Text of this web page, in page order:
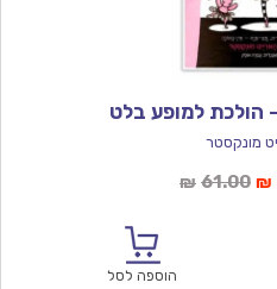
מונקסטר
₪ 61.00 ₪
הוספה לסל